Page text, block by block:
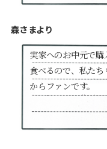
森さまより
実家へのお中元で
食べるので、私た
からファンです。